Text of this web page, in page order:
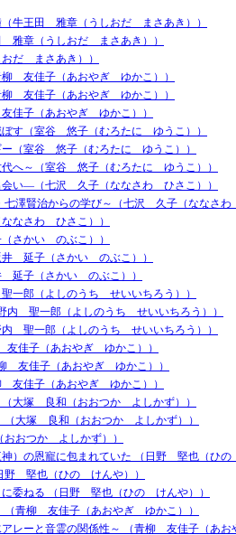
（牛王田 雅章（うしおだ まさあき））
雅章（うしおだ まさあき））
だ まさあき））
柳 友佳子（あおやぎ ゆかこ））
柳 友佳子（あおやぎ ゆかこ））
佳子（あおやぎ ゆかこ））
ぼす（室谷 悠子（むろたに ゆうこ））
ー（室谷 悠子（むろたに ゆうこ））
代へ～（室谷 悠子（むろたに ゆうこ））
い―（七沢 久子（ななさわ ひさこ））
七澤賢治からの学び～（七沢 久子（ななさわ
なさわ ひさこ））
さかい のぶこ））
井 延子（さかい のぶこ））
延子（さかい のぶこ））
一郎（よしのうち せいいちろう））
内 聖一郎（よしのうち せいいちろう））
聖一郎（よしのうち せいいちろう））
佳子（あおやぎ ゆかこ））
友佳子（あおやぎ ゆかこ））
友佳子（あおやぎ ゆかこ））
（大塚 良和（おおつか よしかず））
（大塚 良和（おおつか よしかず））
おつか よしかず））
）の恩寵に包まれていた （日野 堅也（ひの
野 堅也（ひの けんや））
に委ねる （日野 堅也（ひの けんや））
（青柳 友佳子（あおやぎ ゆかこ））
レーと音霊の関係性～ （青柳 友佳子（あ